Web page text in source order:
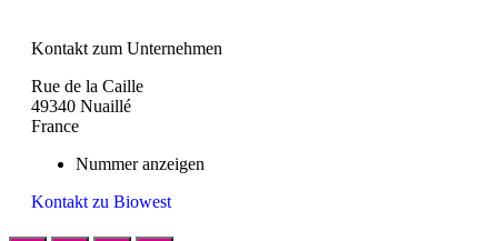
Kontakt zum Unternehmen
Rue de la Caille
49340 Nuaillé
France
Nummer anzeigen
Kontakt zu Biowest